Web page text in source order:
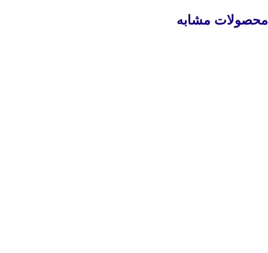
محصولات مشابه